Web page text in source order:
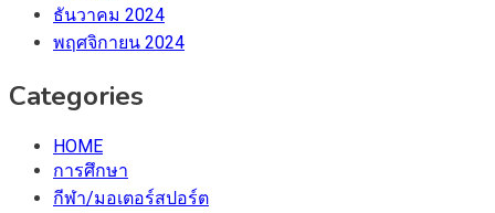
ธันวาคม 2024
พฤศจิกายน 2024
Categories
HOME
การศึกษา
กีฬา/มอเตอร์สปอร์ต